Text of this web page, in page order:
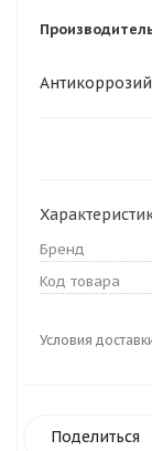
Бренд
Код товара
Условия
Поделиться